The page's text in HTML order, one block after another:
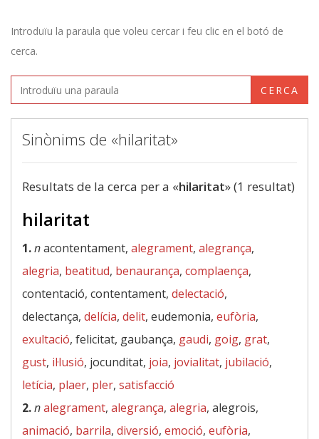
Introduïu la paraula que voleu cercar i feu clic en el botó de
cerca.
CERCA
Sinònims de «hilaritat»
Resultats de la cerca per a «hilaritat» (1 resultat)
hilaritat
1.nacontentament, alegrament, alegrança,
alegria, beatitud, benaurança, complaença,
contentació, contentament, delectació,
delectança, delícia, delit, eudemonia, eufòria,
exultació, felicitat, gaubança, gaudi, goig, grat,
gust, il·lusió, jocunditat, joia, jovialitat, jubilació,
letícia, plaer, pler, satisfacció
2.nalegrament, alegrança, alegria, alegrois,
animació, barrila, diversió, emoció, eufòria,